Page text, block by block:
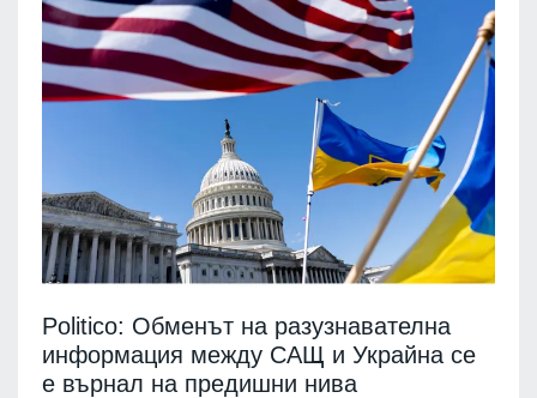
Politico: Обменът на разузнавателна
информация между САЩ и Украйна се
е върнал на предишни нива